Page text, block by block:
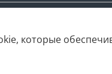
которые